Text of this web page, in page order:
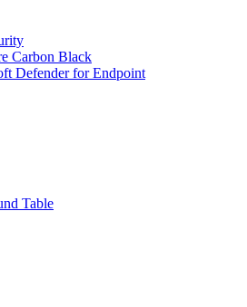
Carbon Black
Defender for Endpoint
Table